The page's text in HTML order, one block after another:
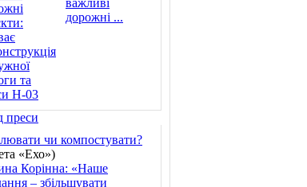
важливі
дорожні ...
преси
чи компостувати?
«Ехо»)
Корінна: «Наше
– збільшувати